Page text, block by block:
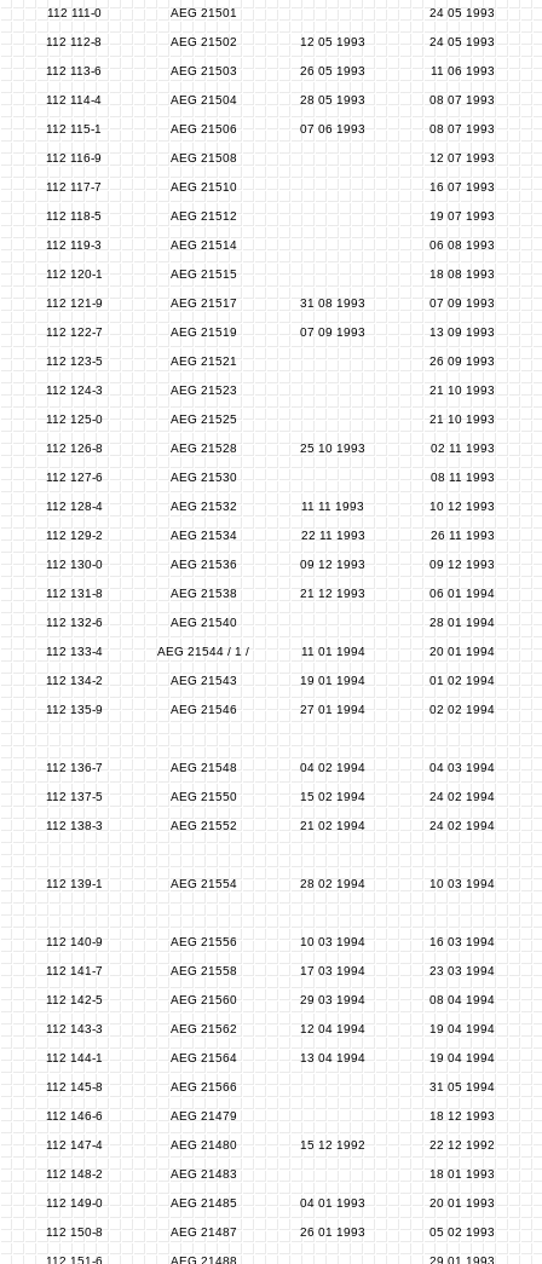
112 111-0 AEG 21501 24 05 1993
112 112-8 AEG 21502 12 05 1993 24 05 1993
112 113-6 AEG 21503 26 05 1993 11 06 1993
112 114-4 AEG 21504 28 05 1993 08 07 1993
112 115-1 AEG 21506 07 06 1993 08 07 1993
112 116-9 AEG 21508 12 07 1993
112 117-7 AEG 21510 16 07 1993
112 118-5 AEG 21512 19 07 1993
112 119-3 AEG 21514 06 08 1993
112 120-1 AEG 21515 18 08 1993
112 121-9 AEG 21517 31 08 1993 07 09 1993
112 122-7 AEG 21519 07 09 1993 13 09 1993
112 123-5 AEG 21521 26 09 1993
112 124-3 AEG 21523 21 10 1993
112 125-0 AEG 21525 21 10 1993
112 126-8 AEG 21528 25 10 1993 02 11 1993
112 127-6 AEG 21530 08 11 1993
112 128-4 AEG 21532 11 11 1993 10 12 1993
112 129-2 AEG 21534 22 11 1993 26 11 1993
112 130-0 AEG 21536 09 12 1993 09 12 1993
112 131-8 AEG 21538 21 12 1993 06 01 1994
112 132-6 AEG 21540 28 01 1994
112 133-4 AEG 21544 / 1 / 11 01 1994 20 01 1994
112 134-2 AEG 21543 19 01 1994 01 02 1994
112 135-9 AEG 21546 27 01 1994 02 02 1994
112 136-7 AEG 21548 04 02 1994 04 03 1994
112 137-5 AEG 21550 15 02 1994 24 02 1994
112 138-3 AEG 21552 21 02 1994 24 02 1994
112 139-1 AEG 21554 28 02 1994 10 03 1994
112 140-9 AEG 21556 10 03 1994 16 03 1994
112 141-7 AEG 21558 17 03 1994 23 03 1994
112 142-5 AEG 21560 29 03 1994 08 04 1994
112 143-3 AEG 21562 12 04 1994 19 04 1994
112 144-1 AEG 21564 13 04 1994 19 04 1994
112 145-8 AEG 21566 31 05 1994
112 146-6 AEG 21479 18 12 1993
112 147-4 AEG 21480 15 12 1992 22 12 1992
112 148-2 AEG 21483 18 01 1993
112 149-0 AEG 21485 04 01 1993 20 01 1993
112 150-8 AEG 21487 26 01 1993 05 02 1993
112 151-6 AEG 21488 29 01 1993